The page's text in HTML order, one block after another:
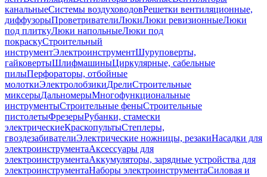
канальныеСистемы воздуховодовРешетки вентиляционные,
диффузорыПроветривателиЛюкиЛюки ревизионныеЛюки
под плиткуЛюки напольныеЛюки под
покраскуСтроительный
инструментЭлектроинструментШуруповерты,
гайковертыШлифмашиныЦиркулярные, сабельные
пилыПерфораторы, отбойные
молоткиЭлектролобзикиДрелиСтроительные
миксерыДальномерыМногофункциональные
инструментыСтроительные феныСтроительные
пистолетыФрезерыРубанки, стамески
электрическиеКраскопультыСтеплеры,
гвоздезабивателиЭлектрические ножницы, резакиНасадки для
электроинструментаАксессуары для
электроинструментаАккумуляторы, зарядные устройства для
электроинструментаНаборы электроинструментаСиловая и